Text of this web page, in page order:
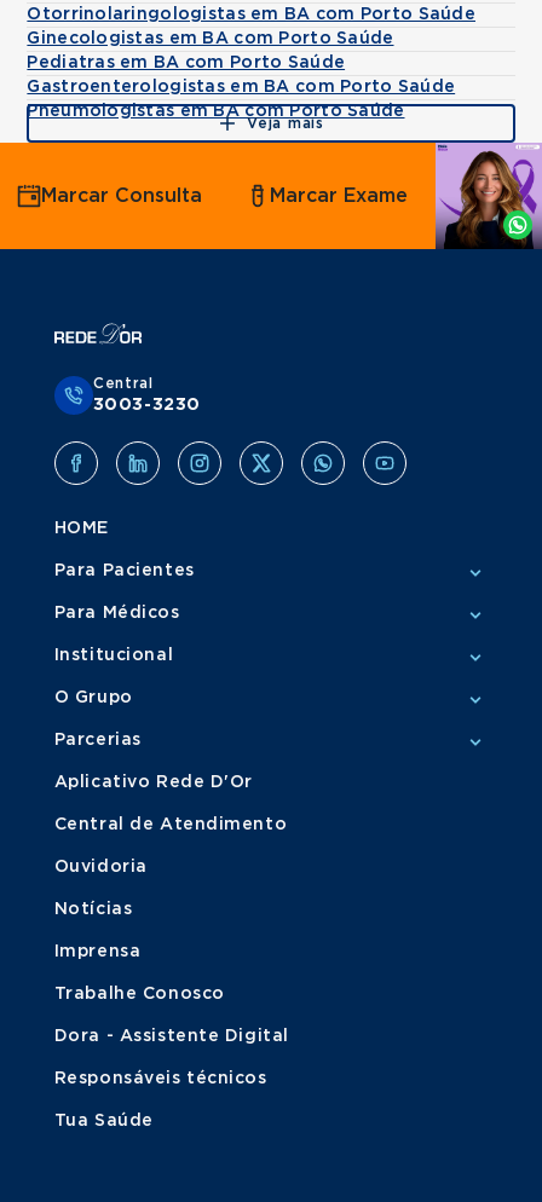
Otorrinolaringologistas em BA com Porto Saúde
Ginecologistas em BA com Porto Saúde
Pediatras em BA com Porto Saúde
Gastroenterologistas em BA com Porto Saúde
Pneumologistas em BA com Porto Saúde
Veja mais
Agende
por
Whatsapp
Marcar Consulta Marcar Exame
Central
3003-3230
HOME
Para Pacientes
Para Médicos
Institucional
O Grupo
Parcerias
Aplicativo Rede D'Or
Central de Atendimento
Ouvidoria
Notícias
Imprensa
Trabalhe Conosco
Dora - Assistente Digital
Responsáveis técnicos
Tua Saúde